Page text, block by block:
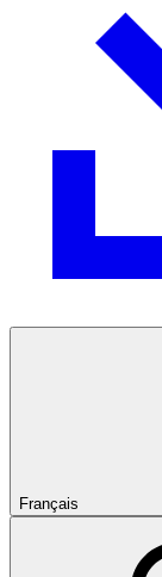
Français